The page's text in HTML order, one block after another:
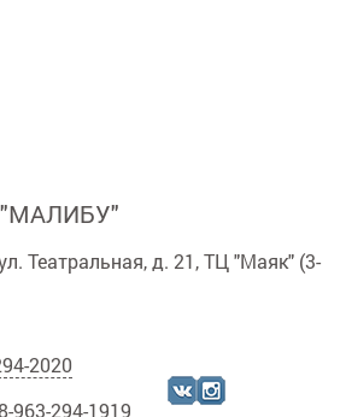
содержанию
Театральная, д. 21, ТЦ "Маяк" (3-
2020
963-294-1919